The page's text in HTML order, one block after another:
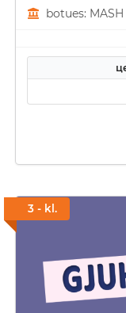
botues: MASH
3 - kl.